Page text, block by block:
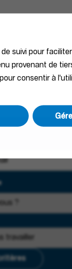
suivi pour
provenant de
consentir à